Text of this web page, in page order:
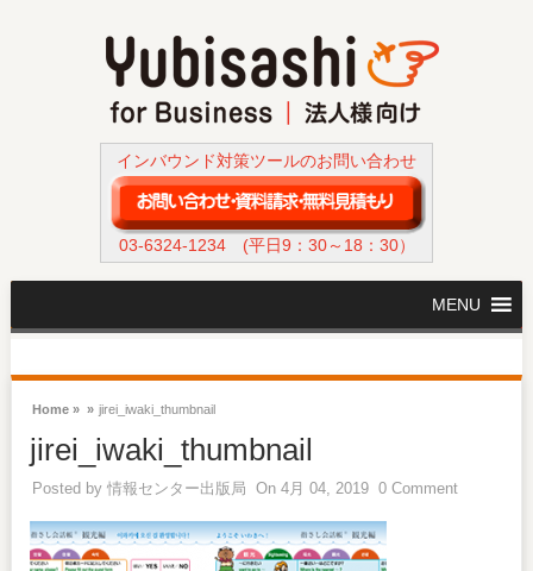
インバウンド対策ツールのお問い合わせ
03-6324-1234(平日9：30～18：30）
MENU
Home » » jirei_iwaki_thumbnail
jirei_iwaki_thumbnail
Posted by 情報センター出版局 On 4月 04, 2019 0 Comment